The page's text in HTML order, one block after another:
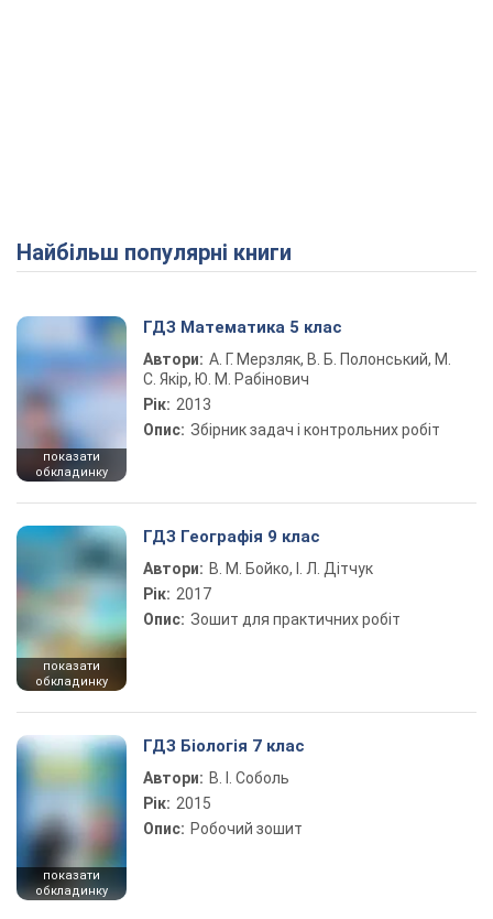
Найбільш популярні книги
показати
обкладинку
ГДЗ Математика 5 клас
Автори: А. Г. Мерзляк, В. Б. Полонський, М.
С. Якір, Ю. М. Рабінович
Рік: 2013
Опис: Збірник задач і контрольних робіт
показати
обкладинку
ГДЗ Географія 9 клас
Автори: В. М. Бойко, І. Л. Дітчук
Рік: 2017
Опис: Зошит для практичних робіт
показати
обкладинку
ГДЗ Біологія 7 клас
Автори: В. І. Соболь
Рік: 2015
Опис: Робочий зошит